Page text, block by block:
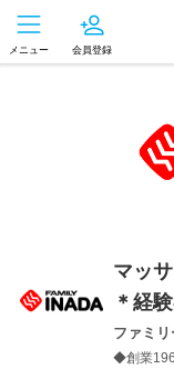
メニュー 会員登録
マッ
＊経
ファミ
◆創業